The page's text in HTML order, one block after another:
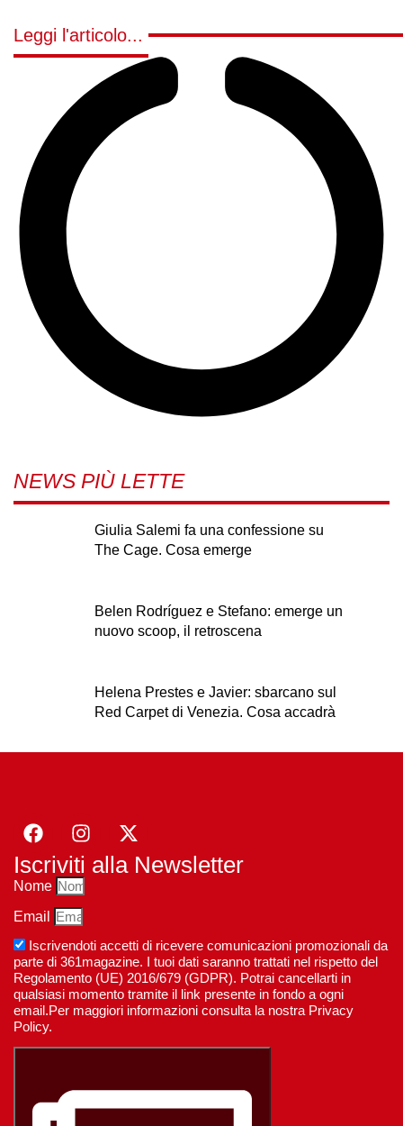
Leggi l'articolo...
NEWS PIÙ LETTE
Giulia Salemi fa una confessione su
The Cage. Cosa emerge
Belen Rodríguez e Stefano: emerge un
nuovo scoop, il retroscena
Helena Prestes e Javier: sbarcano sul
Red Carpet di Venezia. Cosa accadrà
Iscriviti alla Newsletter
Nome
Email
Iscrivendoti accetti di ricevere comunicazioni promozionali da
parte di 361magazine. I tuoi dati saranno trattati nel rispetto del
Regolamento (UE) 2016/679 (GDPR). Potrai cancellarti in
qualsiasi momento tramite il link presente in fondo a ogni
email.Per maggiori informazioni consulta la nostra Privacy
Policy.